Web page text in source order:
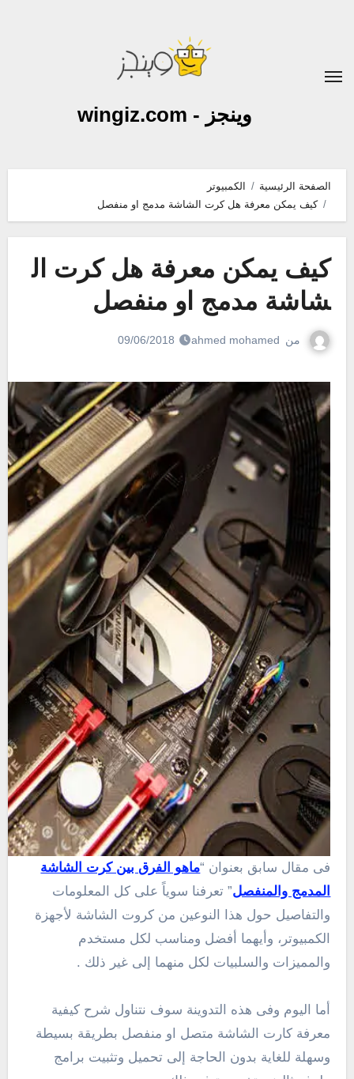
وينجز - wingiz.com
الصفحة الرئيسية
الكمبيوتر
كيف يمكن معرفة هل كرت الشاشة مدمج او منفصل
كيف يمكن معرفة هل كرت ال
شاشة مدمج او منفصل
من ahmed mohamed
09/06/2018
فى مقال سابق بعنوان “ماهو الفرق بين كرت الشاشة
المدمج والمنفصل” تعرفنا سوياً على كل المعلومات
والتفاصيل حول هذا النوعين من كروت الشاشة لأجهزة
الكمبيوتر، وأيهما أفضل ومناسب لكل مستخدم
والمميزات والسلبيات لكل منهما إلى غير ذلك .
أما اليوم وفى هذه التدوينة سوف نتناول شرح كيفية
معرفة كارت الشاشة متصل او منفصل بطريقة بسيطة
وسهلة للغاية بدون الحاجة إلى تحميل وتثبيت برامج